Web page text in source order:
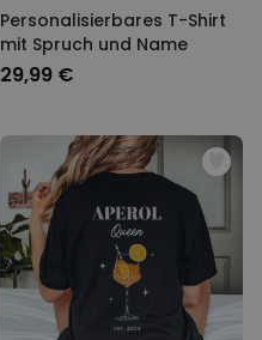
Personalisierbares T-Shirt
mit Spruch und Name
29,99 €